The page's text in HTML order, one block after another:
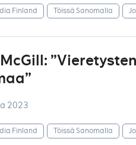
Finland Töissä Sanomalla
2023
Finland Töissä Sanomalla